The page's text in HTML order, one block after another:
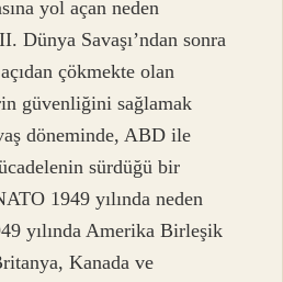
yol açan neden
Dünya Savaşı’ndan sonra
çökmekte olan
güvenliğini sağlamak
döneminde, ABD ile
sürdüğü bir
1949 yılında neden
yılında Amerika Birleşik
Kanada ve